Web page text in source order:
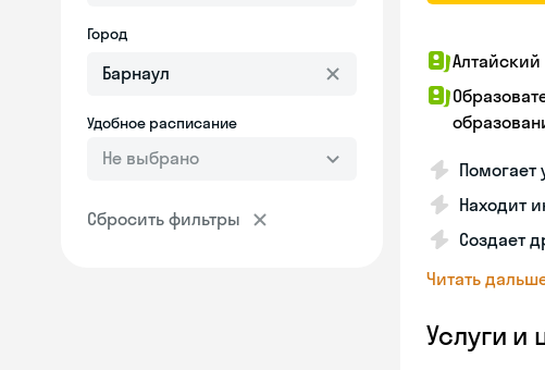
Город
Удобное расписание
Не выбрано
Сбросить фильтры
Помогает
Находит
Создает
Читать
Услуги и